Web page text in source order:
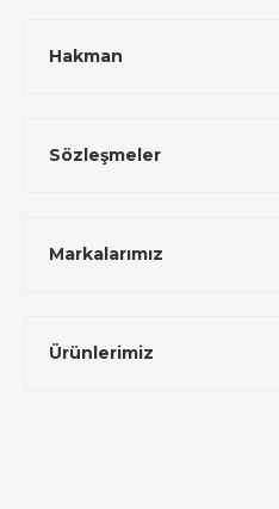
Hakman
Sözleşmeler
Markalarımız
Ürünlerimiz